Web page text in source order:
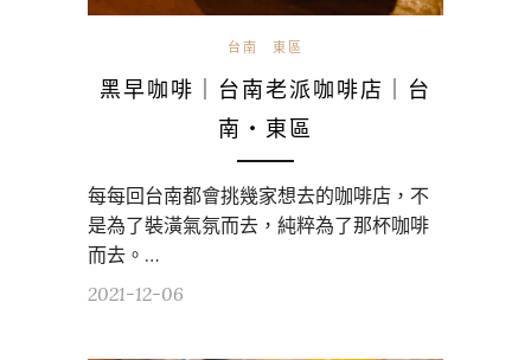
台南 東區
黑早咖啡｜台南老派咖啡店｜台
南・東區
每每回台南都會挑幾家想去的咖啡店，不
是為了裝潢氣氛而去，純粹為了那杯咖啡
而去。…
2021-12-06